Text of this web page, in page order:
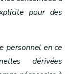
pour des
personnel en ce
dérivées